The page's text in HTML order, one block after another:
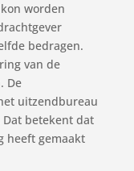
worden
bedragen.
van de
De
uitzendbureau
betekent dat
heeft gemaakt